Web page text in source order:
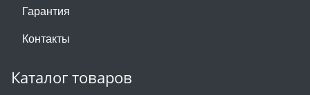
Гарантия
Контакты
Каталог товаров